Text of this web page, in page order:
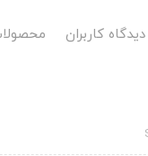
دیدگاه کاربران